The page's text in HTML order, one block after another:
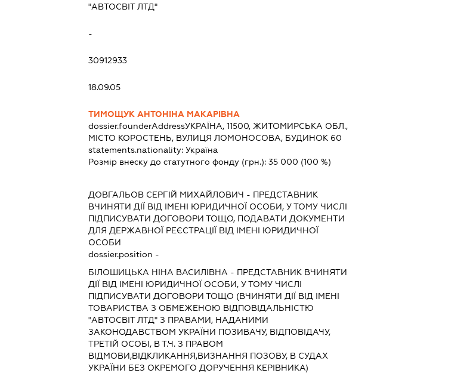
"АВТОСВІТ ЛТД"
-
30912933
18.09.05
ТИМОЩУК АНТОНІНА МАКАРІВНА
dossier.founderAddressУКРАЇНА, 11500, ЖИТОМИРСЬКА ОБЛ.,
МІСТО КОРОСТЕНЬ, ВУЛИЦЯ ЛОМОНОСОВА, БУДИНОК 60
statements.nationality:Україна
Розмір внеску до статутного фонду (грн.):35 000 (100 %)
ДОВГАЛЬОВ СЕРГІЙ МИХАЙЛОВИЧ - ПРЕДСТАВНИК
ВЧИНЯТИ ДІЇ ВІД ІМЕНІ ЮРИДИЧНОЇ ОСОБИ, У ТОМУ ЧИСЛІ
ПІДПИСУВАТИ ДОГОВОРИ ТОЩО, ПОДАВАТИ ДОКУМЕНТИ
ДЛЯ ДЕРЖАВНОЇ РЕЄСТРАЦІЇ ВІД ІМЕНІ ЮРИДИЧНОЇ
ОСОБИ
dossier.position -
БІЛОШИЦЬКА НІНА ВАСИЛІВНА - ПРЕДСТАВНИК ВЧИНЯТИ
ДІЇ ВІД ІМЕНІ ЮРИДИЧНОЇ ОСОБИ, У ТОМУ ЧИСЛІ
ПІДПИСУВАТИ ДОГОВОРИ ТОЩО (ВЧИНЯТИ ДІЇ ВІД ІМЕНІ
ТОВАРИСТВА З ОБМЕЖЕНОЮ ВІДПОВІДАЛЬНІСТЮ
"АВТОСВІТ ЛТД" З ПРАВАМИ, НАДАНИМИ
ЗАКОНОДАВСТВОМ УКРАЇНИ ПОЗИВАЧУ, ВІДПОВІДАЧУ,
ТРЕТІЙ ОСОБІ, В Т.Ч. З ПРАВОМ
ВІДМОВИ,ВІДКЛИКАННЯ,ВИЗНАННЯ ПОЗОВУ, В СУДАХ
УКРАЇНИ БЕЗ ОКРЕМОГО ДОРУЧЕННЯ КЕРІВНИКА)